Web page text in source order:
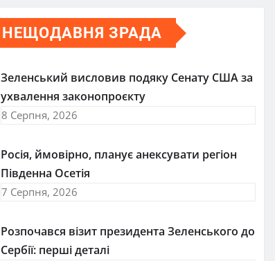
НЕЩОДАВНЯ ЗРАДА
Зеленський висловив подяку Сенату США за
ухвалення законопроєкту
8 Серпня, 2026
Росія, ймовірно, планує анексувати регіон
Південна Осетія
7 Серпня, 2026
Розпочався візит президента Зеленського до
Сербії: перші деталі